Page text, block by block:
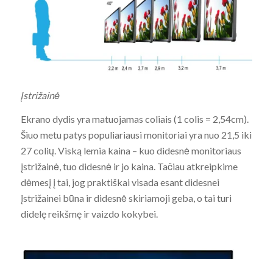
Įstrižainė
Ekrano dydis yra matuojamas coliais (1 colis = 2,54cm).
Šiuo metu patys populiariausi monitoriai yra nuo 21,5 iki
27 colių. Viską lemia kaina – kuo didesnė monitoriaus
įstrižainė, tuo didesnė ir jo kaina. Tačiau atkreipkime
dėmesį į tai, jog praktiškai visada esant didesnei
įstrižainei būna ir didesnė skiriamoji geba, o tai turi
didelę reikšmę ir vaizdo kokybei.